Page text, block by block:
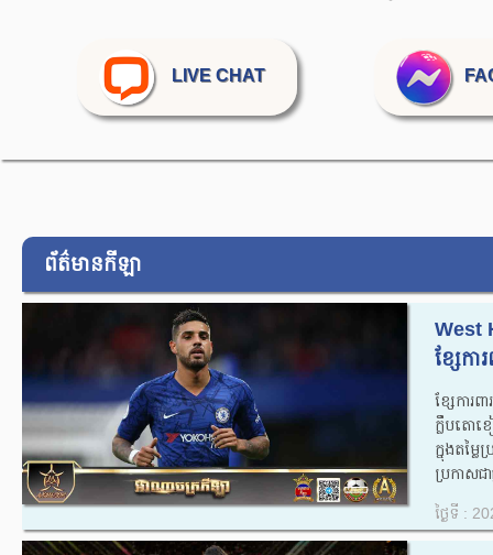
LIVE CHAT
ព័ត៌មានកីឡា
West
ខ្សែកា
ខ្សែកា
ក្លឹបតោខ
ក្នុង​តម្
ប្រកាស​ជ
ថ្ងៃទី :